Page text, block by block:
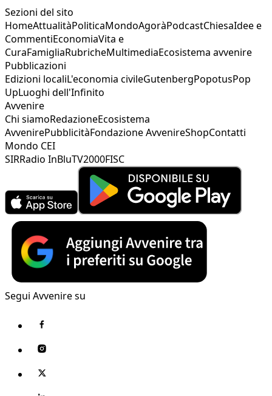
Sezioni del sito
HomeAttualitàPoliticaMondoAgoràPodcastChiesaIdee e
CommentiEconomiaVita e
CuraFamigliaRubricheMultimediaEcosistema avvenire
Pubblicazioni
Edizioni localiL'economia civileGutenbergPopotusPop
UpLuoghi dell'Infinito
Avvenire
Chi siamoRedazioneEcosistema
AvvenirePubblicitàFondazione AvvenireShopContatti
Mondo CEI
SIRRadio InBluTV2000FISC
Segui Avvenire su